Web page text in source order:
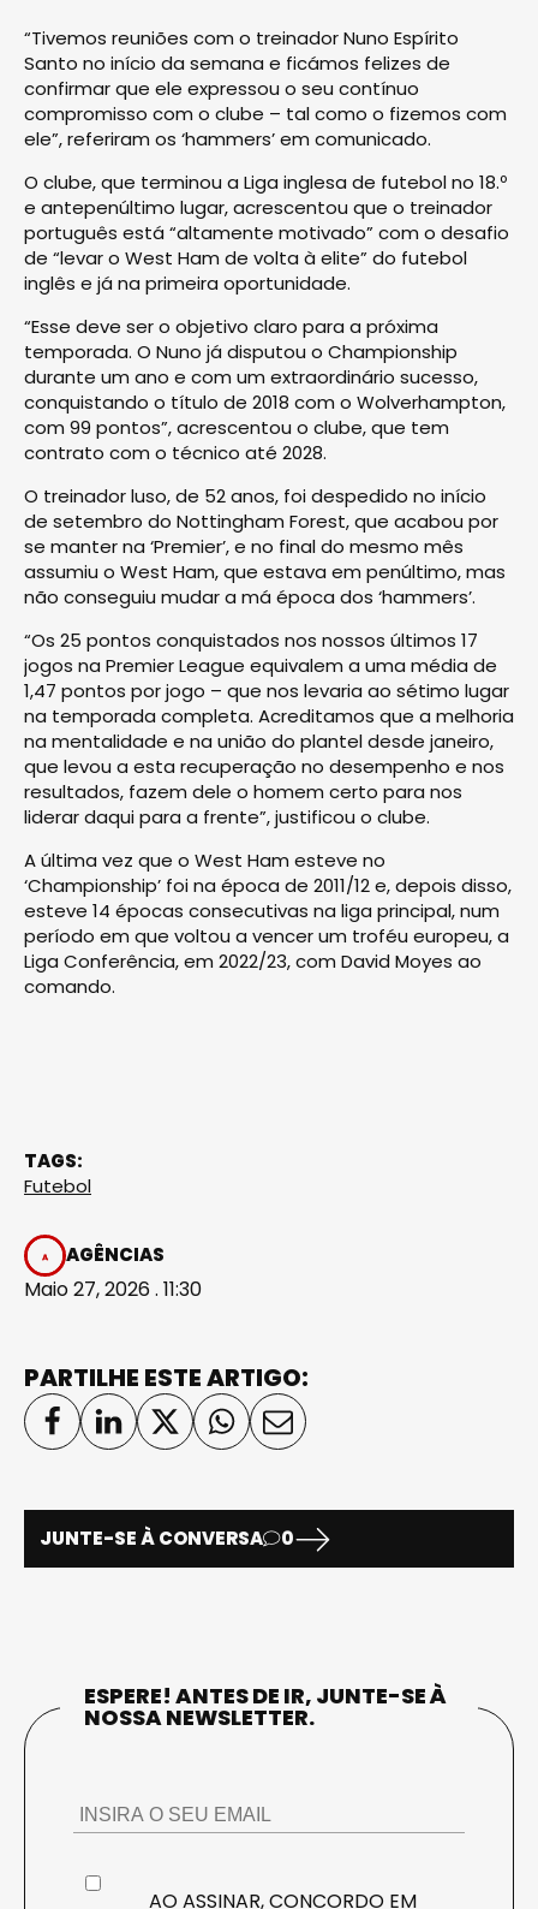
“Tivemos reuniões com o treinador Nuno Espírito
Santo no início da semana e ficámos felizes de
confirmar que ele expressou o seu contínuo
compromisso com o clube – tal como o fizemos com
ele”, referiram os ‘hammers’ em comunicado.
O clube, que terminou a Liga inglesa de futebol no 18.º
e antepenúltimo lugar, acrescentou que o treinador
português está “altamente motivado” com o desafio
de “levar o West Ham de volta à elite” do futebol
inglês e já na primeira oportunidade.
“Esse deve ser o objetivo claro para a próxima
temporada. O Nuno já disputou o Championship
durante um ano e com um extraordinário sucesso,
conquistando o título de 2018 com o Wolverhampton,
com 99 pontos”, acrescentou o clube, que tem
contrato com o técnico até 2028.
O treinador luso, de 52 anos, foi despedido no início
de setembro do Nottingham Forest, que acabou por
se manter na ‘Premier’, e no final do mesmo mês
assumiu o West Ham, que estava em penúltimo, mas
não conseguiu mudar a má época dos ‘hammers’.
“Os 25 pontos conquistados nos nossos últimos 17
jogos na Premier League equivalem a uma média de
1,47 pontos por jogo – que nos levaria ao sétimo lugar
na temporada completa. Acreditamos que a melhoria
na mentalidade e na união do plantel desde janeiro,
que levou a esta recuperação no desempenho e nos
resultados, fazem dele o homem certo para nos
liderar daqui para a frente”, justificou o clube.
A última vez que o West Ham esteve no
‘Championship’ foi na época de 2011/12 e, depois disso,
esteve 14 épocas consecutivas na liga principal, num
período em que voltou a vencer um troféu europeu, a
Liga Conferência, em 2022/23, com David Moyes ao
comando.
TAGS:
Futebol
AGÊNCIAS
Maio 27, 2026 . 11:30
PARTILHE ESTE ARTIGO:
JUNTE-SE À CONVERSA 0
ESPERE! ANTES DE IR, JUNTE-SE À
NOSSA NEWSLETTER.
AO ASSINAR, CONCORDO EM